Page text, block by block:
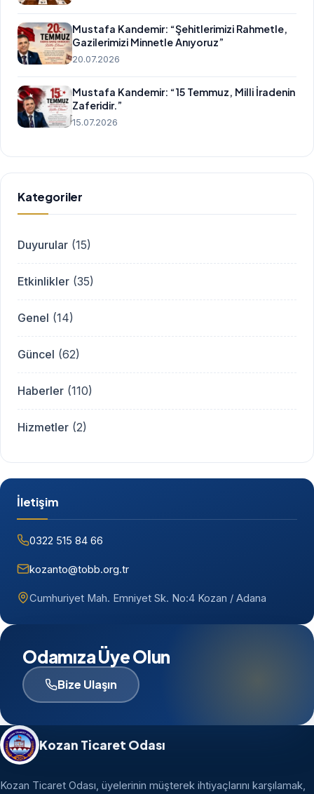
Mustafa Kandemir: “Şehitlerimizi Rahmetle,
Gazilerimizi Minnetle Anıyoruz”
20.07.2026
Mustafa Kandemir: “15 Temmuz, Milli İradenin
Zaferidir.”
15.07.2026
Kategoriler
Duyurular (15)
Etkinlikler (35)
Genel (14)
Güncel (62)
Haberler (110)
Hizmetler (2)
İletişim
0322 515 84 66
kozanto@tobb.org.tr
Cumhuriyet Mah. Emniyet Sk. No:4 Kozan / Adana
Odamıza Üye Olun
Bize Ulaşın
Kozan Ticaret Odası
Kozan Ticaret Odası, üyelerinin müşterek ihtiyaçlarını karşılamak,